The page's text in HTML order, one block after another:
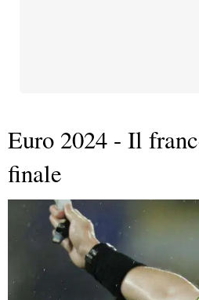
Euro 2024 - Il
finale